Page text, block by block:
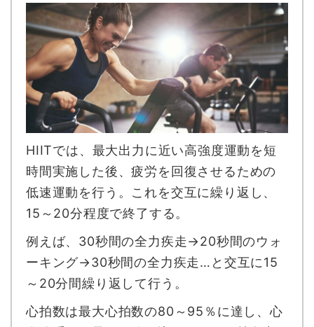
HIITでは、最大出力に近い高強度運動を短
時間実施した後、疲労を回復させるための
低速運動を行う。これを交互に繰り返し、
15～20分程度で終了する。
例えば、30秒間の全力疾走→20秒間のウォ
ーキング→30秒間の全力疾走…と交互に15
～20分間繰り返して行う。
心拍数は最大心拍数の80～95％に達し、心